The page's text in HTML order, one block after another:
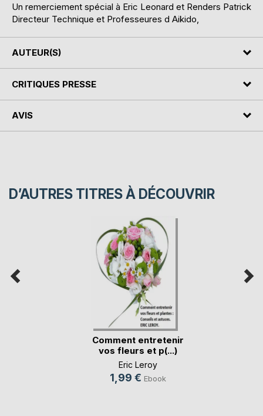
Un remerciement spécial à Eric Leonard et Renders Patrick
Directeur Technique et Professeures d Aikido,
AUTEUR(S)
CRITIQUES PRESSE
AVIS
D’AUTRES TITRES À DÉCOUVRIR
Comment entretenir
vos fleurs et p(...)
Eric Leroy
1,99 € Ebook